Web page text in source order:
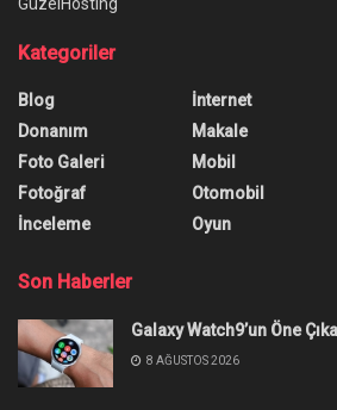
Dünyada En Çok
Dünyada en çok izlenen filmler
ileride daha önce izlemediğiniz
olmamak için şimdi
Anıl Özünaldım